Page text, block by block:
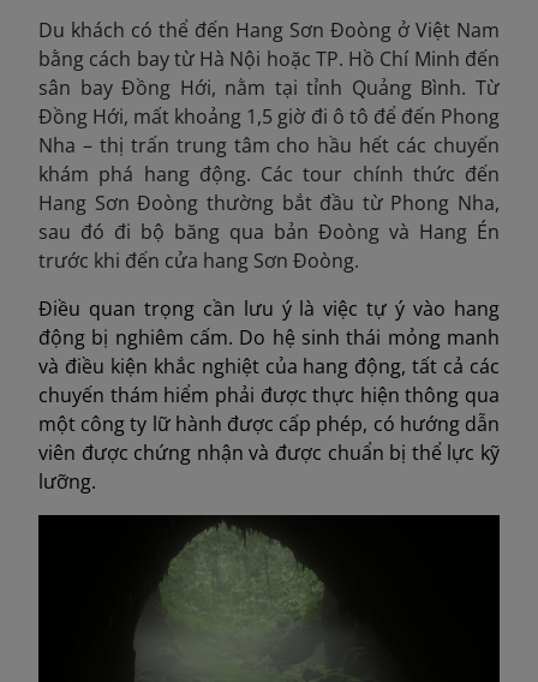
Du khách có thể đến Hang Sơn Đoòng ở Việt Nam
bằng cách bay từ Hà Nội hoặc TP. Hồ Chí Minh đến
sân bay Đồng Hới, nằm tại tỉnh Quảng Bình. Từ
Đồng Hới, mất khoảng 1,5 giờ đi ô tô để đến Phong
Nha – thị trấn trung tâm cho hầu hết các chuyến
khám phá hang động. Các tour chính thức đến
Hang Sơn Đoòng thường bắt đầu từ Phong Nha,
sau đó đi bộ băng qua bản Đoòng và Hang Én
trước khi đến cửa hang Sơn Đoòng.
Điều quan trọng cần lưu ý là việc tự ý vào hang
động bị nghiêm cấm. Do hệ sinh thái mỏng manh
và điều kiện khắc nghiệt của hang động, tất cả các
chuyến thám hiểm phải được thực hiện thông qua
một công ty lữ hành được cấp phép, có hướng dẫn
viên được chứng nhận và được chuẩn bị thể lực kỹ
lưỡng.